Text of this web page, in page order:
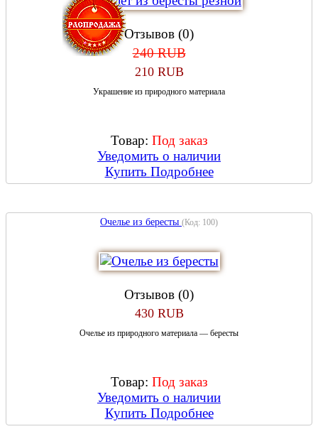
Отзывов (0)
240 RUB
210 RUB
Украшение из природного материала
Товар: Под заказ
Уведомить о наличии
Купить Подробнее
Очелье из бересты (Код: 100)
Отзывов (0)
430 RUB
Очелье из природного материала — бересты
Товар: Под заказ
Уведомить о наличии
Купить Подробнее